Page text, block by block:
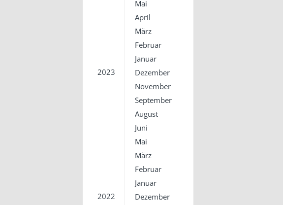
Mai
April
März
Februar
Januar
2023
Dezember
November
September
August
Juni
Mai
März
Februar
Januar
2022
Dezember